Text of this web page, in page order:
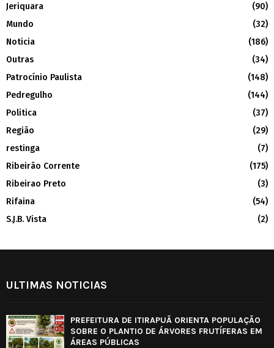
Jeriquara
(90)
Mundo
(32)
Noticia
(186)
Outras
(34)
Patrocínio Paulista
(148)
Pedregulho
(144)
Politica
(37)
Região
(29)
restinga
(7)
Ribeirão Corrente
(175)
Ribeirao Preto
(3)
Rifaina
(54)
S.J.B. Vista
(2)
ULTIMAS NOTICIAS
PREFEITURA DE ITIRAPUÃ ORIENTA POPULAÇÃO
SOBRE O PLANTIO DE ÁRVORES FRUTÍFERAS EM
ÁREAS PÚBLICAS